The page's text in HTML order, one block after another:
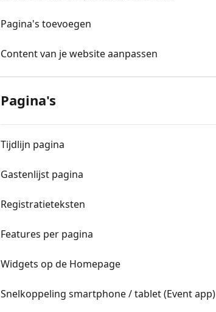
Pagina's toevoegen
Content van je website aanpassen
Pagina's
Tijdlijn pagina
Gastenlijst pagina
Registratieteksten
Features per pagina
Widgets op de Homepage
Snelkoppeling smartphone / tablet (Event app)